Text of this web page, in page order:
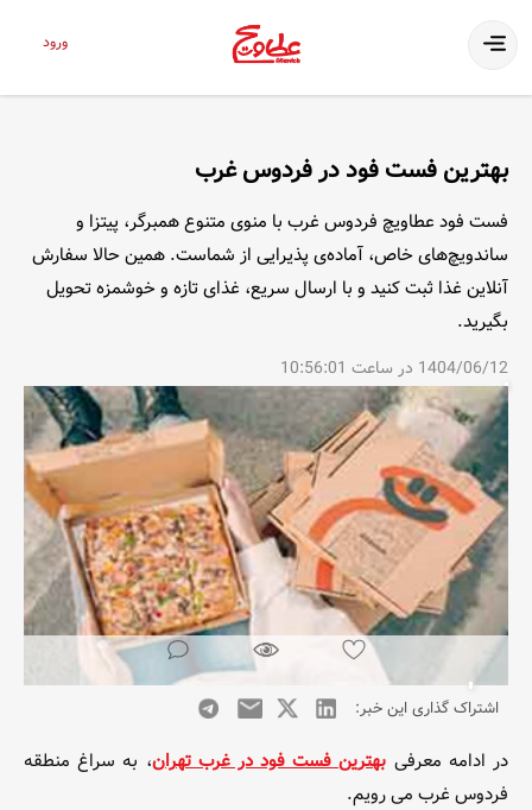
ورود
بهترین فست فود در فردوس غرب
1404/06/12 در ساعت 10:56:01
فست فود عطاویچ فردوس غرب با منوی متنوع همبرگر، پیتزا و
ساندویچ‌های خاص، آماده‌ی پذیرایی از شماست. همین حالا سفارش
آنلاین غذا ثبت کنید و با ارسال سریع، غذای تازه و خوشمزه تحویل
بگیرید.
اشتراک گذاری این خبر:
در ادامه معرفی بهترین فست فود در غرب تهران، به سراغ منطقه
فردوس غرب می رویم.